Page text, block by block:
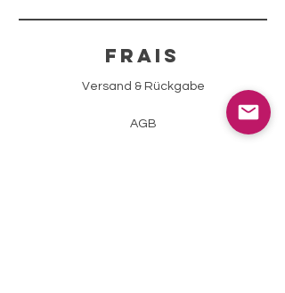
FRAIS
Versand & Rückgabe
AGB